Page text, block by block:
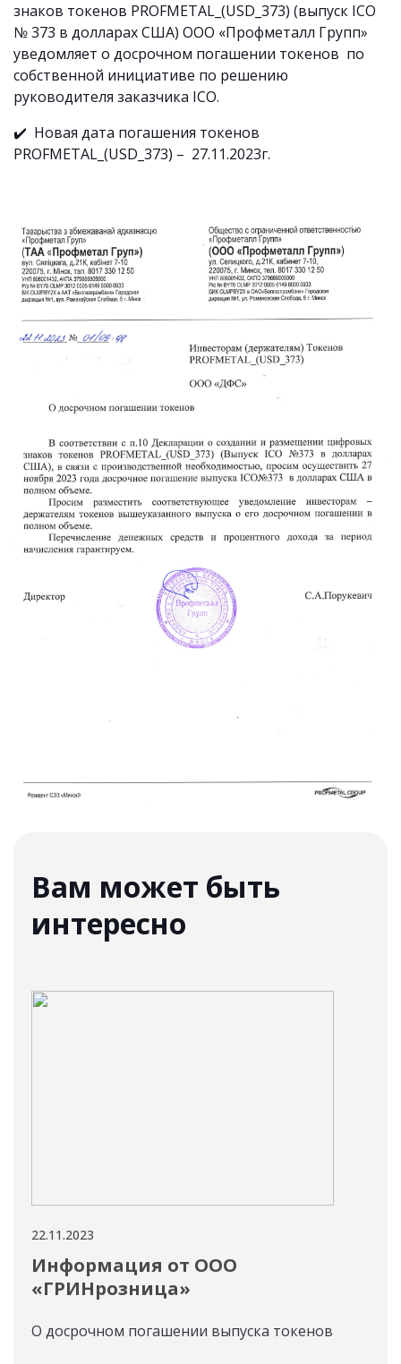
знаков токенов PROFMETAL_(USD_373) (выпуск ICO
№ 373 в долларах США) ООО «Профметалл Групп»
уведомляет о досрочном погашении токенов по
собственной инициативе по решению
руководителя заказчика ICO.
✔️ Новая дата погашения токенов
PROFMETAL_(USD_373) – 27.11.2023г.
Вам может быть
интересно
22.11.2023
Информация от ООО
«ГРИНрозница»
О досрочном погашении выпуска токенов